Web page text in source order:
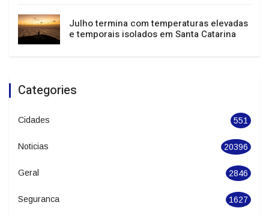
Sul, Sudeste e Centro-Oeste têm alerta
para tempestades e vendavais
e temporais isolados em Santa Catarina
Categories
Cidades 551
Noticias 20396